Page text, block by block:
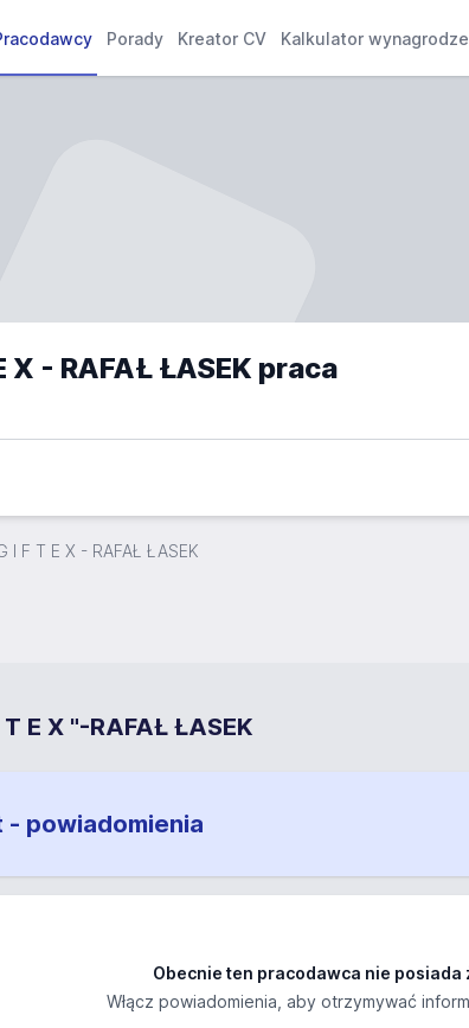
Porady Kreator CV Kalkulator
X - RAFAŁ ŁASEK praca
I F T E X - RAFAŁ ŁASEK
E X "-RAFAŁ ŁASEK
- powiadomienia
Obecnie ten pracodawca nie
Włącz powiadomienia, aby otrzymywać